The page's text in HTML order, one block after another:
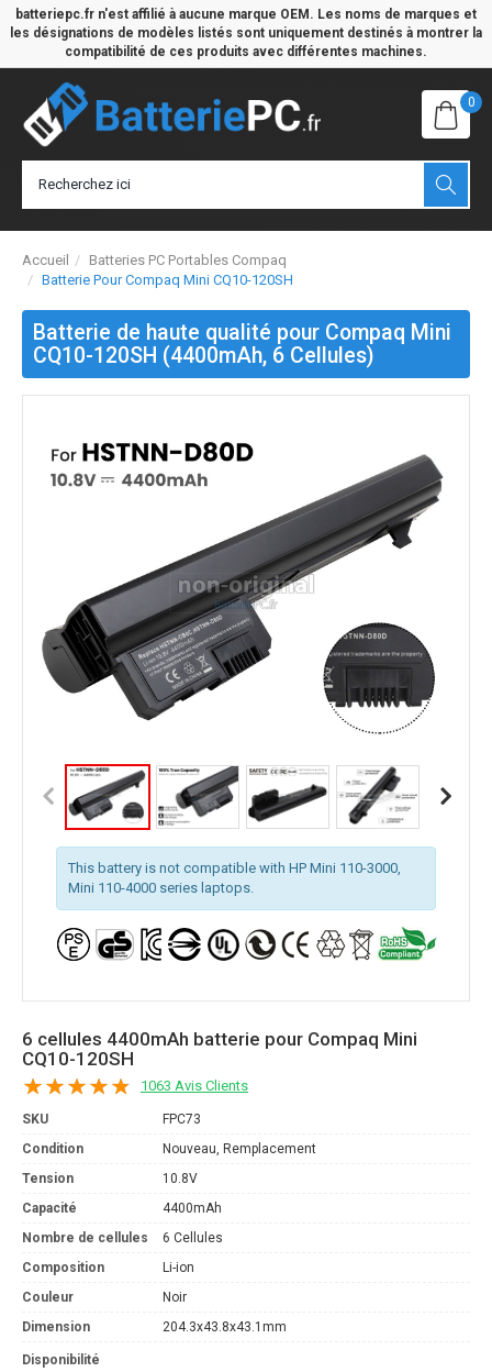
batteriepc.fr n'est affilié à aucune marque OEM. Les noms de marques et
les désignations de modèles listés sont uniquement destinés à montrer la
compatibilité de ces produits avec différentes machines.
0
Accueil
Batteries PC Portables Compaq
Batterie Pour Compaq Mini CQ10-120SH
Batterie de haute qualité pour Compaq Mini
CQ10-120SH (4400mAh, 6 Cellules)
This battery is not compatible with HP Mini 110-3000,
Mini 110-4000 series laptops.
6 cellules 4400mAh batterie pour Compaq Mini
CQ10-120SH
1063 Avis Clients
SKU
FPC73
Condition
Nouveau, Remplacement
Tension
10.8V
Capacité
4400mAh
Nombre de cellules
6 Cellules
Composition
Li-ion
Couleur
Noir
Dimension
204.3x43.8x43.1mm
Disponibilité